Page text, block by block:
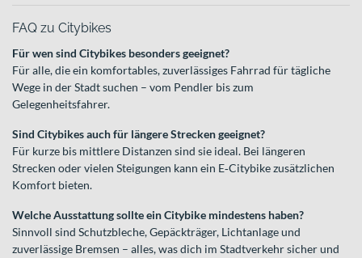
FAQ zu Citybikes
Für wen sind Citybikes besonders geeignet?
Für alle, die ein komfortables, zuverlässiges Fahrrad für tägliche
Wege in der Stadt suchen – vom Pendler bis zum
Gelegenheitsfahrer.
Sind Citybikes auch für längere Strecken geeignet?
Für kurze bis mittlere Distanzen sind sie ideal. Bei längeren
Strecken oder vielen Steigungen kann ein E‑Citybike zusätzlichen
Komfort bieten.
Welche Ausstattung sollte ein Citybike mindestens haben?
Sinnvoll sind Schutzbleche, Gepäckträger, Lichtanlage und
zuverlässige Bremsen – alles, was dich im Stadtverkehr sicher und